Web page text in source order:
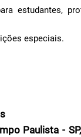
estudantes,
especiais.
Paulista -